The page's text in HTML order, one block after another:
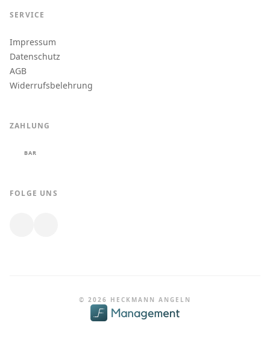
SERVICE
Impressum
Datenschutz
AGB
Widerrufsbelehrung
ZAHLUNG
BAR
FOLGE UNS
© 2026 HECKMANN ANGELN